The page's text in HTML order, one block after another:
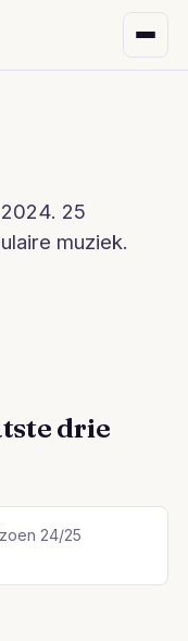
25
muziek.
drie
24/25